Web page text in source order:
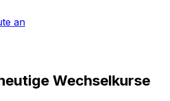
an
Wechselkurse